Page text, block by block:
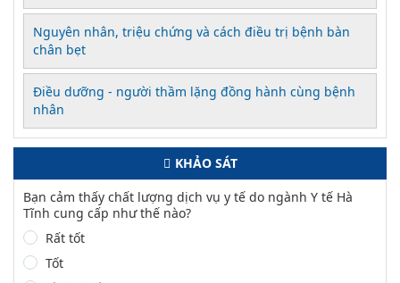
Nguyên nhân, triệu chứng và cách điều trị bệnh bàn
chân bẹt
Điều dưỡng - người thầm lặng đồng hành cùng bệnh
nhân
KHẢO SÁT
Bạn cảm thấy chất lượng dịch vụ y tế do ngành Y tế Hà
Tĩnh cung cấp như thế nào?
Rất tốt
Tốt